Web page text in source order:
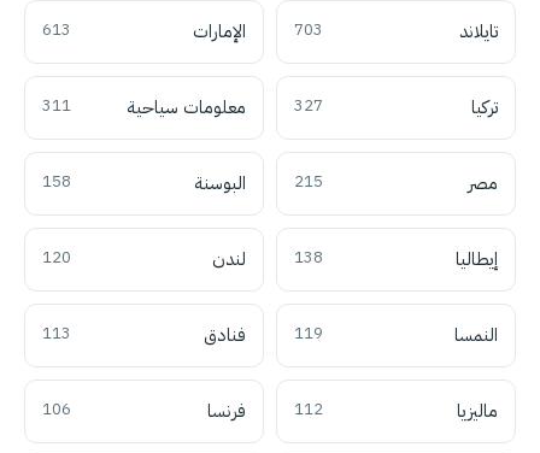
تايلاند 703 الإمارات 613
تركيا 327 معلومات سياحية 311
مصر 215 البوسنة 158
إيطاليا 138 لندن 120
النمسا 119 فنادق 113
ماليزيا 112 فرنسا 106